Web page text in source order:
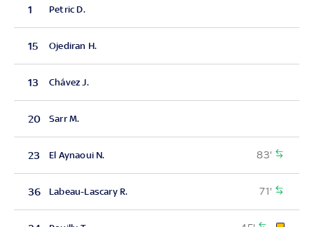
1 Petric D.
15 Ojediran H.
13 Chávez J.
20 Sarr M.
23 El Aynaoui N. 83'
36 Labeau-Lascary R. 71'